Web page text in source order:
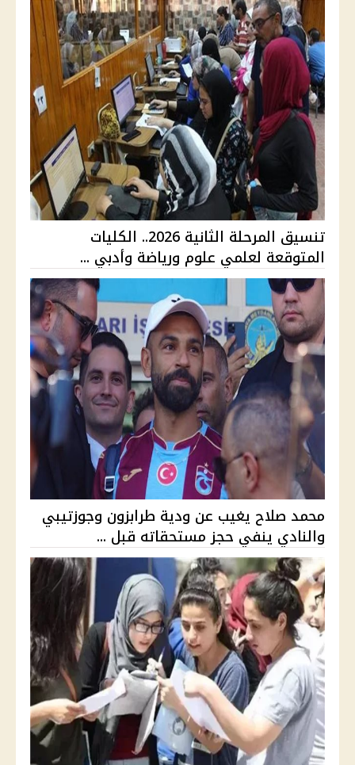
تنسيق المرحلة الثانية 2026.. الكليات
المتوقعة لعلمي علوم ورياضة وأدبي ...
محمد صلاح يغيب عن ودية طرابزون وجوزتيبي
والنادي ينفي حجز مستحقاته قبل ...